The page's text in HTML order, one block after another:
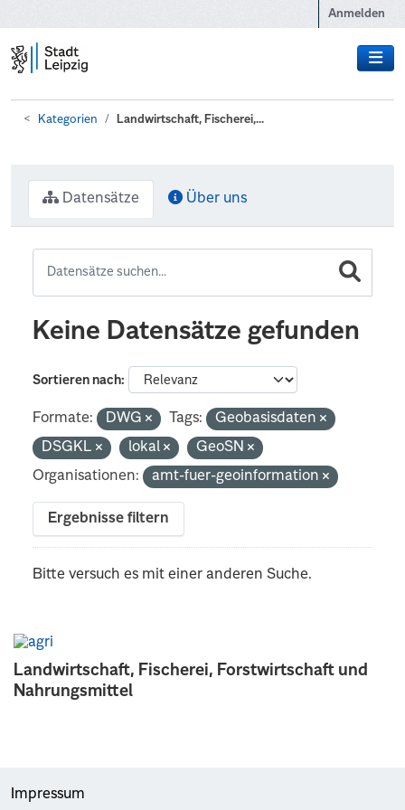
Anmelden
Kategorien Landwirtschaft, Fischerei,...
Landwirtschaft, Fischerei, Forstwirtschaft und
Nahrungsmittel
Datensätze Über uns
Keine Datensätze gefunden
Sortieren nach
Formate: DWG Tags:
Geobasisdaten
DSGKL
lokal
GeoSN
Organisationen:
amt-fuer-geoinformation
Ergebnisse filtern
Bitte versuch es mit einer anderen Suche.
Impressum